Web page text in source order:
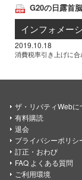
G20の日露首
インフォメー
2019.10.18
消費税率引き上げに
ザ・リバティWebに
有料購読
退会
プライバシーポリシ
訂正・おわび
FAQ よくある質問
ご利用環境